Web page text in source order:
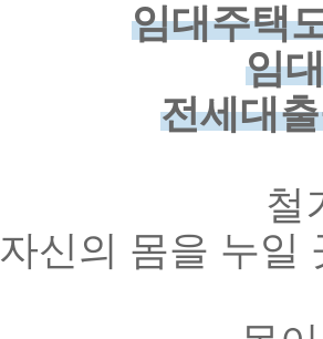
임대주택
임
전세대
철
자신의 몸을 누일